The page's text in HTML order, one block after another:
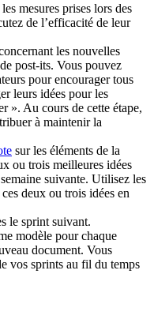
mesures prises lors des
de l’efficacité de leur
les nouvelles
post-its. Vous pouvez
pour encourager tous
leurs idées pour les
». Au cours de cette étape,
à maintenir la
sur les éléments de la
ou trois meilleures idées
suivante. Utilisez les
deux ou trois idées en
le sprint suivant.
modèle pour chaque
document. Vous
vos sprints au fil du temps